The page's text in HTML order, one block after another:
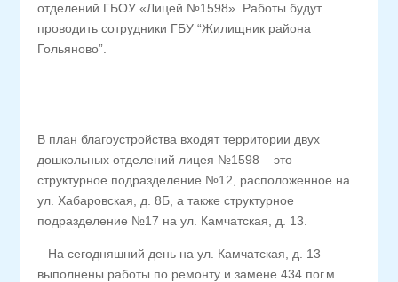
отделений ГБОУ «Лицей №1598». Работы будут
проводить сотрудники ГБУ “Жилищник района
Гольяново”.
В план благоустройства входят территории двух
дошкольных отделений лицея №1598 – это
структурное подразделение №12, расположенное на
ул. Хабаровская, д. 8Б, а также структурное
подразделение №17 на ул. Камчатская, д. 13.
– На сегодняшний день на ул. Камчатская, д. 13
выполнены работы по ремонту и замене 434 пог.м